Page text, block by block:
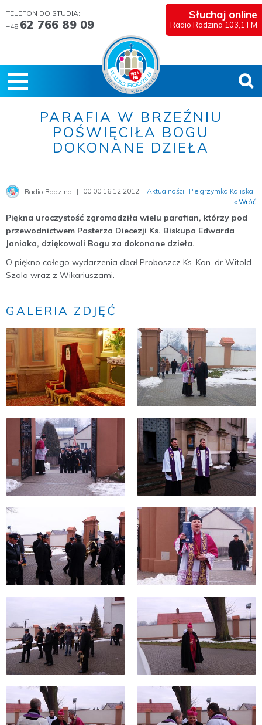
TELEFON DO STUDIA:
+48 62 766 89 09
Słuchaj online
Radio Rodzina 103,1 FM
PARAFIA W BRZEŹNIU
POŚWIĘCIŁA BOGU
DOKONANE DZIEŁA
Radio Rodzina 00:00 16.12.2012 Aktualności
Pielgrzymka Kaliska
« Wróć
Piękna uroczystość zgromadziła wielu parafian, którzy pod
przewodnictwem Pasterza Diecezji Ks. Biskupa Edwarda
Janiaka, dziękowali Bogu za dokonane dzieła.
O piękno całego wydarzenia dbał Proboszcz Ks. Kan. dr Witold
Szala wraz z Wikariuszami.
GALERIA ZDJĘĆ